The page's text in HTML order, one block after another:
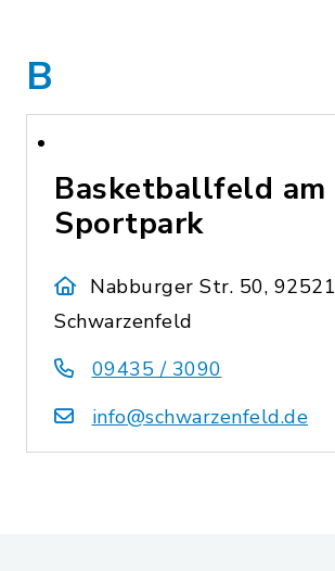
B
Basketballfeld am
Sportpark
Nabburger Str. 50, 92521
Schwarzenfeld
09435 / 3090
info@schwarzenfeld.de